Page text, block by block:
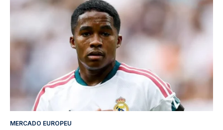
MERCADO EUROPEU